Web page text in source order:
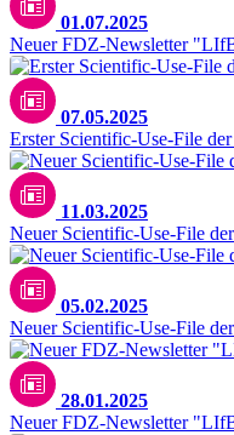
01.07.2025
Neuer FDZ-Newsletter
07.05.2025
Erster Scientific-Use-File
11.03.2025
Neuer Scientific-Use-File
05.02.2025
Neuer Scientific-Use-File
28.01.2025
Neuer FDZ-Newsletter